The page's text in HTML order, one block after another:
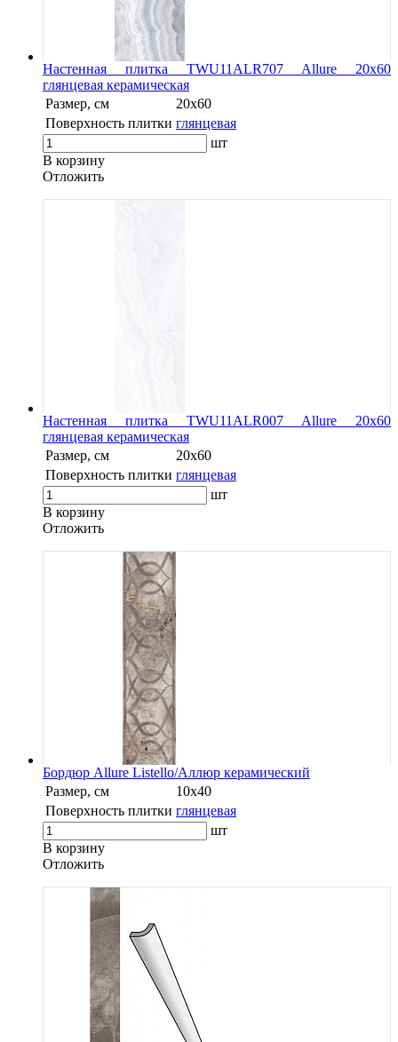
Настенная плитка TWU11ALR707 Allure 20х60
глянцевая керамическая
Размер, см
20х60
Поверхность плитки глянцевая
шт
В корзину
Oтложить
Настенная плитка TWU11ALR007 Allure 20х60
глянцевая керамическая
Размер, см
20х60
Поверхность плитки глянцевая
шт
В корзину
Oтложить
Бордюр Allure Listello/Аллюр керамический
Размер, см
10х40
Поверхность плитки глянцевая
шт
В корзину
Oтложить